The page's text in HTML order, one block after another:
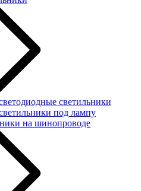
светильники
под лампу
на шинопроводе